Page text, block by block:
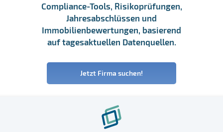
Compliance-Tools, Risikoprüfungen,
Jahresabschlüssen und
Immobilienbewertungen, basierend
auf tagesaktuellen Datenquellen.
Jetzt Firma suchen!